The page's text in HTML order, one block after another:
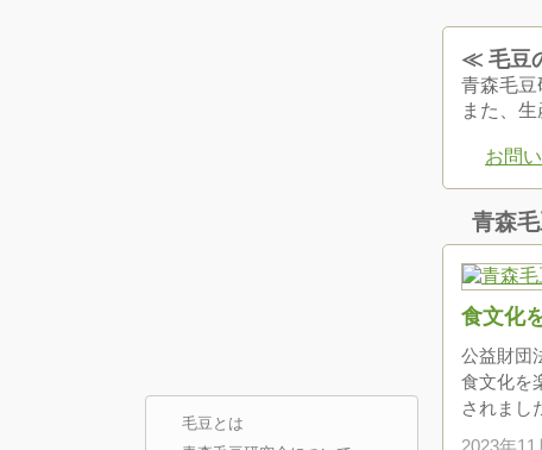
≪ 毛豆
青森毛豆
また、
お問
青森
食文化
公益財団
食文化を
されまし
2023年11
毛豆とは